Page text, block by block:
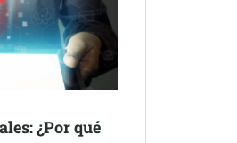
¿Por qué